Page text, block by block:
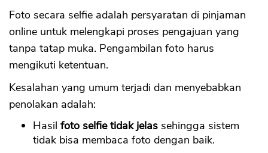
Foto secara selfie adalah persyaratan di pinjaman
online untuk melengkapi proses pengajuan yang
tanpa tatap muka. Pengambilan foto harus
mengikuti ketentuan.
Kesalahan yang umum terjadi dan menyebabkan
penolakan adalah:
Hasil foto selfie tidak jelas sehingga sistem
tidak bisa membaca foto dengan baik.